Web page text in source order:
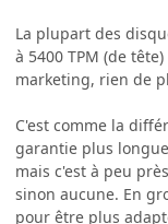
La plupart des
à 5400 TPM (de
marketing, rien de
C'est comme la
garantie plus
mais c'est à peu
sinon aucune. En
pour être plus